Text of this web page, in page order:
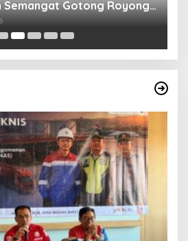
Semangat Gotong Royong